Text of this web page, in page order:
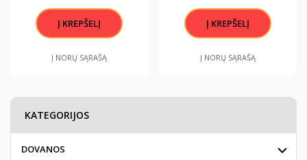
Į NORŲ SĄRAŠĄ Į NORŲ SĄRAŠĄ
KATEGORIJOS
DOVANOS